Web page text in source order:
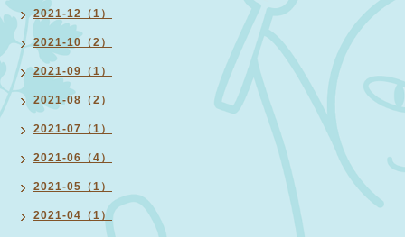
2021-12（1）
2021-10（2）
2021-09（1）
2021-08（2）
2021-07（1）
2021-06（4）
2021-05（1）
2021-04（1）